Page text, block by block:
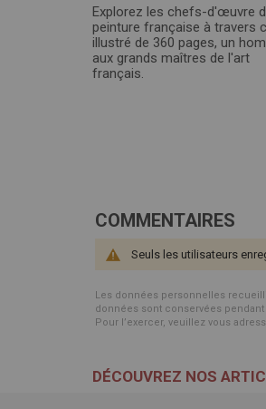
Explorez les chefs-d'œuvre
peinture française à travers
illustré de 360 pages, un
aux grands maîtres de l'art
français.
COMMENTAIRES
Seuls les utilisateurs
Les données personnelles
données sont conservées
Pour l’exercer, veuillez vous
DÉCOUVREZ NOS